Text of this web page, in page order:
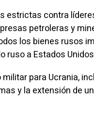
estrictas contra
petroleras y
los bienes rusos
ruso a Estados
para Ucrania,
y la extensión de